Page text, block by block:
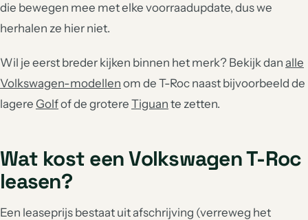
die bewegen mee met elke voorraadupdate, dus we
herhalen ze hier niet.
Wil je eerst breder kijken binnen het merk? Bekijk dan alle
Volkswagen-modellen om de T-Roc naast bijvoorbeeld de
lagere Golfof de grotere Tiguan te zetten.
Wat kost een Volkswagen T-Roc
leasen?
Een leaseprijs bestaat uit afschrijving (verreweg het